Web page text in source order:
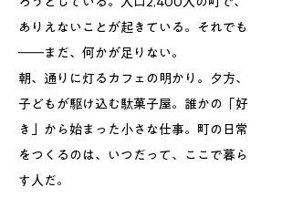
ありえないことが起きている。それでも
――まだ、何かが足りない。
朝、通りに灯るカフェの明かり。夕方、
子どもが駆け込む駄菓子屋。誰かの「好
き」から始まった小さな仕事。町の日常
をつくるのは、いつだって、ここで暮ら
す人だ。